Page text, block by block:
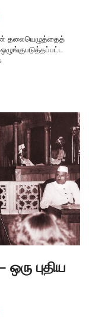
தலையெழுத்தைத்
புதிய